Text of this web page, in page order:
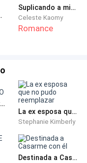
de divorcio,
las cláusulas de
consigo.
de mi ex mujer?
cabeza, tomando
seria.
FERRARI)
Suplicando a mi ex esposa doctora
Celeste Kaomy
Romance
Una Noche de Pasión con el CEO
La ex esposa que no pudo reemplazar
Stephanie Kimberly
Destinada a Casarme con él